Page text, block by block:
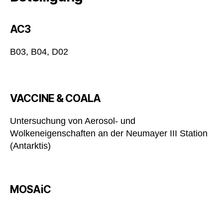
AC3
B03, B04, D02
VACCINE & COALA
Untersuchung von Aerosol- und
Wolkeneigenschaften an der Neumayer III Station
(Antarktis)
MOSAiC